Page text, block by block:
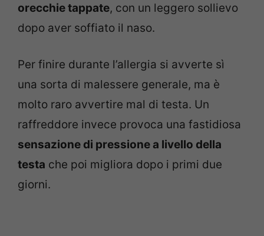
orecchie tappate, con un leggero sollievo
dopo aver soffiato il naso.
Per finire durante l’allergia si avverte sì
una sorta di malessere generale, ma è
molto raro avvertire mal di testa. Un
raffreddore invece provoca una fastidiosa
sensazione di pressione a livello della
testa che poi migliora dopo i primi due
giorni.